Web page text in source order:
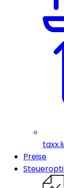
Preise